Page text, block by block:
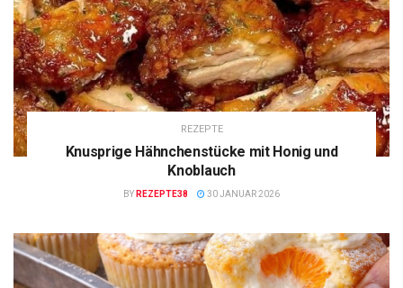
REZEPTE
Knusprige Hähnchenstücke mit Honig und
Knoblauch
BY REZEPTE38 30 JANUAR 2026